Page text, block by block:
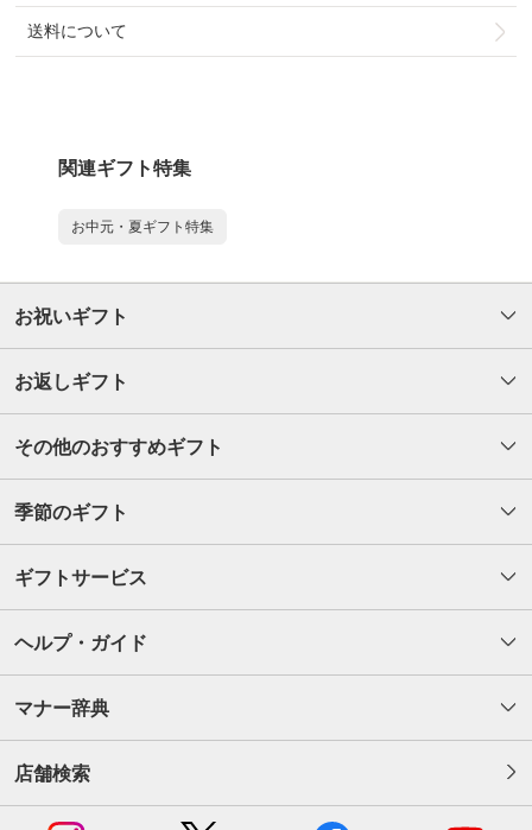
送料について
関連ギフト特集
お中元・夏ギフト特集
お祝いギフト
お返しギフト
その他のおすすめギフト
季節のギフト
ギフトサービス
ヘルプ・ガイド
マナー辞典
店舗検索